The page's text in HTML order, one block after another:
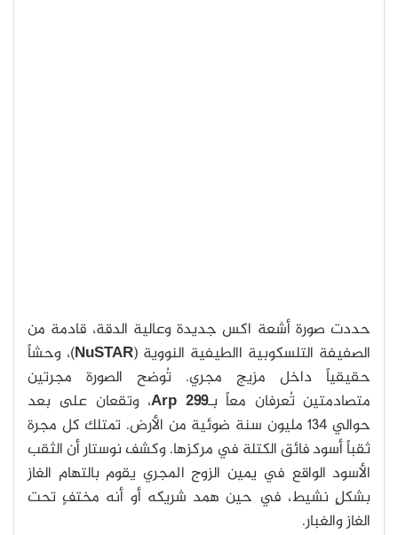
حددت صورة أشعة اكس جديدة وعالية الدقة، قادمة من
الصفيفة التلسكوبية االطيفية النووية (NuSTAR)، وحشاً
حقيقياً داخل مزيج مجري. تُوضح الصورة مجرتين
متصادمتين تُعرفان معاً بـArp 299، وتقعان على بعد
حوالي 134 مليون سنة ضوئية من الأرض. تمتلك كل مجرة
ثقباً أسود فائق الكتلة في مركزها. وكشف نوستار أن الثقب
الأسود الواقع في يمين الزوج المجري يقوم بالتهام الغاز
بشكلٍ نشيط، في حين همد شريكه أو أنه مختفٍ تحت
الغاز والغبار.